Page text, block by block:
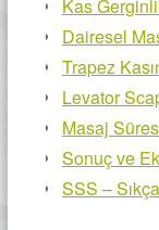
Kas
Dairesel
Trapez
Levator
Masaj
Sonuç ve
SSS –